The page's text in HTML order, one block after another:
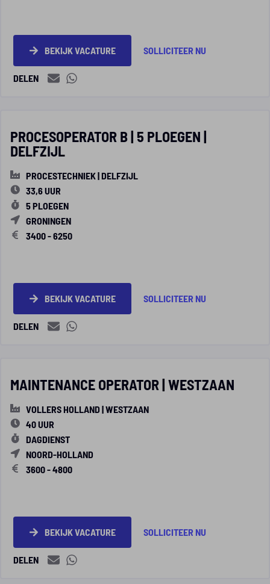
BEKIJK VACATURE SOLLICITEER NU
DELEN
PROCESOPERATOR B | 5 PLOEGEN |
DELFZIJL
PROCESTECHNIEK | DELFZIJL
33,6 UUR
5 PLOEGEN
GRONINGEN
3400 - 6250
BEKIJK VACATURE SOLLICITEER NU
DELEN
MAINTENANCE OPERATOR | WESTZAAN
VOLLERS HOLLAND | WESTZAAN
40 UUR
DAGDIENST
NOORD-HOLLAND
3600 - 4800
BEKIJK VACATURE SOLLICITEER NU
DELEN